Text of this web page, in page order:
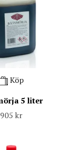
Köp
5 liter
905 kr